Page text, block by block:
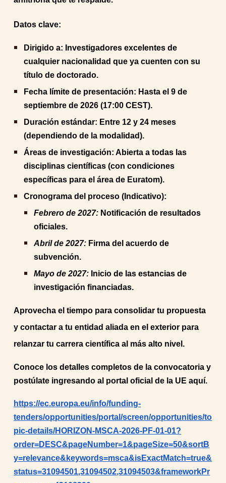
Datos clave:
Dirigido a: Investigadores excelentes de
cualquier nacionalidad que ya cuenten con su
título de doctorado.
Fecha límite de presentación: Hasta el 9 de
septiembre de 2026 (17:00 CEST).
Duración estándar: Entre 12 y 24 meses
(dependiendo de la modalidad).
Áreas de investigación: Abierta a todas las
disciplinas científicas (con condiciones
específicas para el área de Euratom).
Cronograma del proceso (Indicativo):
Febrero de 2027: Notificación de resultados
oficiales.
Abril de 2027: Firma del acuerdo de
subvención.
Mayo de 2027: Inicio de las estancias de
investigación financiadas.
Aprovecha el tiempo para consolidar tu propuesta
y contactar a tu entidad aliada en el exterior para
relanzar tu carrera científica al más alto nivel.
Conoce los detalles completos de la convocatoria y
postúlate ingresando al portal oficial de la UE aquí.
https://ec.europa.eu/info/funding-
tenders/opportunities/portal/screen/opportunities/to
pic-details/HORIZON-MSCA-2026-PF-01-01?
order=DESC&pageNumber=1&pageSize=50&sortB
y=relevance&keywords=msca&isExactMatch=true&
status=31094501,31094502,31094503&frameworkPr